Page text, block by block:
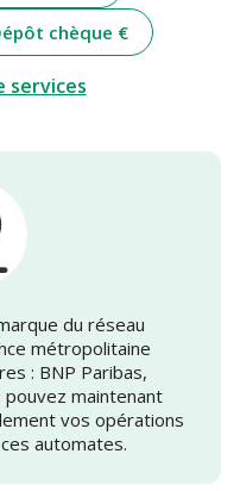
chèque €
services
du réseau
métropolitaine
: BNP Paribas,
pouvez maintenant
vos opérations
automates.